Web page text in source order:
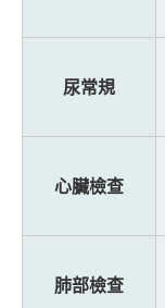
尿常規
心臟檢查
肺部檢查